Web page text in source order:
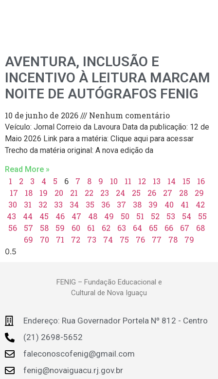
AVENTURA, INCLUSÃO E
INCENTIVO À LEITURA MARCAM
NOITE DE AUTÓGRAFOS FENIG
10 de junho de 2026 Nenhum comentário
Veículo: Jornal Correio da Lavoura Data da publicação: 12 de
Maio 2026 Link para a matéria: Clique aqui para acessar
Trecho da matéria original: A nova edição da
Read More »
1 2 3 4 5 6 7 8 9 10 11 12 13 14 15
16
17
18 19 20 21 22 23 24 25 26 27 28
29
30
31 32 33 34 35 36 37 38 39 40 41
42
43
44 45 46 47 48 49 50 51 52 53 54
55
56
57 58 59 60 61 62 63 64 65 66 67
68
69
70 71 72 73 74 75 76 77 78 79
FENIG – Fundação Educacional e
Cultural de Nova Iguaçu
Endereço: Rua Governador Portela Nº 812 - Centro
(21) 2698-5652
faleconoscofenig@gmail.com
fenig@novaiguacu.rj.gov.br